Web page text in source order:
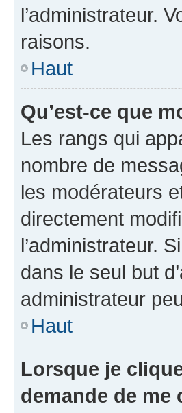
l’administrateur.
raisons.
Haut
Qu’est-ce que
Les rangs qui
nombre de
les modérateurs
directement
l’administrateur.
dans le seul but
administrateur
Haut
Lorsque je
demande de me